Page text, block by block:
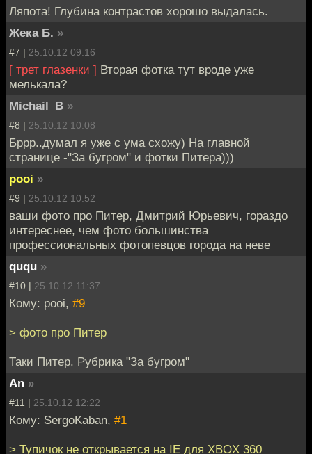
Ляпота! Глубина контрастов хорошо выдалась.
Жека Б. »
#7 | 25.10.12 09:16
[ трет глазенки ] Вторая фотка тут вроде уже
мелькала?
Michail_B »
#8 | 25.10.12 10:08
Бррр..думал я уже с ума схожу) На главной
странице -"За бугром" и фотки Питера)))
pooi »
#9 | 25.10.12 10:52
ваши фото про Питер, Дмитрий Юрьевич, гораздо
интереснее, чем фото большинства
профессиональных фотопевцов города на неве
ququ »
#10 | 25.10.12 11:37
Кому: pooi, #9
> фото про Питер
Таки Питер. Рубрика "За бугром"
An »
#11 | 25.10.12 12:22
Кому: SergoKaban, #1
> Тупичок не открывается на IE для XBOX 360